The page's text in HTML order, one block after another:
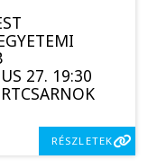
27. 19:30
RÉSZLETEK